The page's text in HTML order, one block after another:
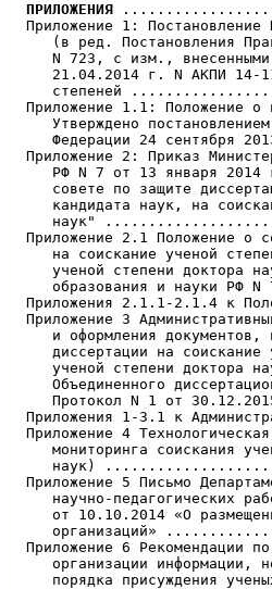
ПРИЛОЖЕНИЯ
Приложение 1:
(в ред. Постановления
N 723, с изм.,
21.04.2014 г. N АКПИ 14-
степеней
Приложение 1.1: Положение о
Утверждено
Федерации 24 сентября
Приложение 2: Приказ
РФ N 7 от 13 января
совете по защите
кандидата наук, на
наук"
Приложение 2.1 Положение о
на соискание ученой
ученой степени доктора
образования и науки РФ N
Приложения 2.1.1-2.1.4 к
Приложение 3
и оформления
диссертации на соискание
ученой степени доктора
Объединенного
Протокол N 1 от
Приложения 1-3.1 к
Приложение 4
мониторинга соискания
наук)
Приложение 5 Письмо
научно-педагогических
от 10.10.2014 «О
организаций»
Приложение 6 Рекомендации
организации информации,
порядка присуждения